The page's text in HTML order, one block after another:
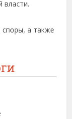
власти.
споры, а также